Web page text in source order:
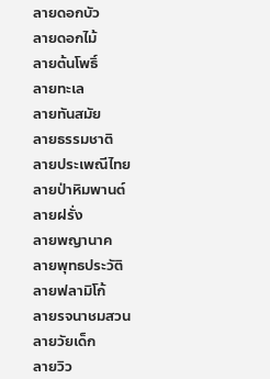
ลายดอกบัว
ลายดอกไม้
ลายต้นโพธิ์
ลายทะเล
ลายทันสมัย
ลายธรรมชาติ
ลายประเพณีไทย
ลายป่าหิมพานต์
ลายฝรั่ง
ลายพญานาค
ลายพุทธประวัติ
ลายฟลามิโก้
ลายรจนาชมสวน
ลายวัยเด็ก
ลายวิว